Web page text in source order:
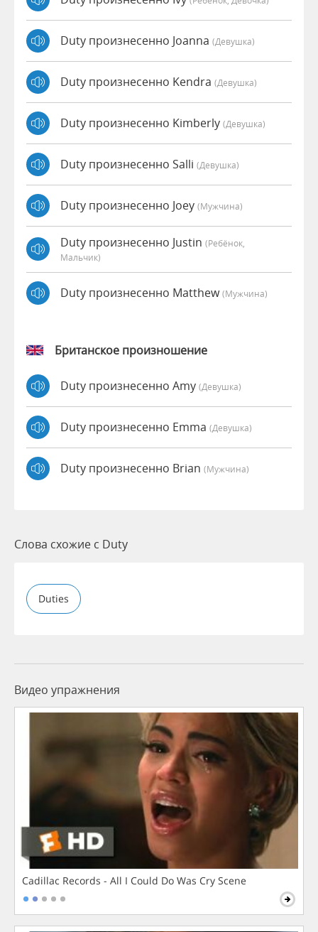
Duty произнесенно Joanna (девушка)
Duty произнесенно Kendra (девушка)
Duty произнесенно Kimberly (девушка)
Duty произнесенно Salli (девушка)
Duty произнесенно Joey (мужчина)
Duty произнесенно Justin (Ребёнок,
Мальчик)
Duty произнесенно Matthew(мужчина)
Британское произношение
Duty произнесенно Amy (девушка)
Duty произнесенно Emma (девушка)
Duty произнесенно Brian (мужчина)
Слова схожие с Duty
Duties
Видео упражнения
Cadillac Records - All I Could Do Was Cry Scene